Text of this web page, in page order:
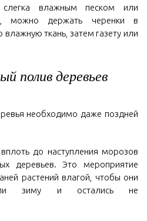
влажным песком или
можно держать черенки в
влажную ткань, затем газету или
полив деревьев
необходимо даже поздней
до наступления морозов
деревьев. Это мероприятие
растений влагой, чтобы они
зиму и остались не